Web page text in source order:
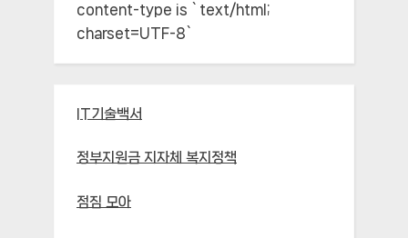
content-type is `text/html;
charset=UTF-8`
IT기술백서
정부지원금 지자체 복지정책
점짐 모아